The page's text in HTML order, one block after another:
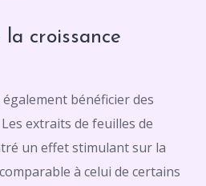
croissance
bénéficier des
extraits de feuilles de
un effet stimulant sur la
à celui de certains